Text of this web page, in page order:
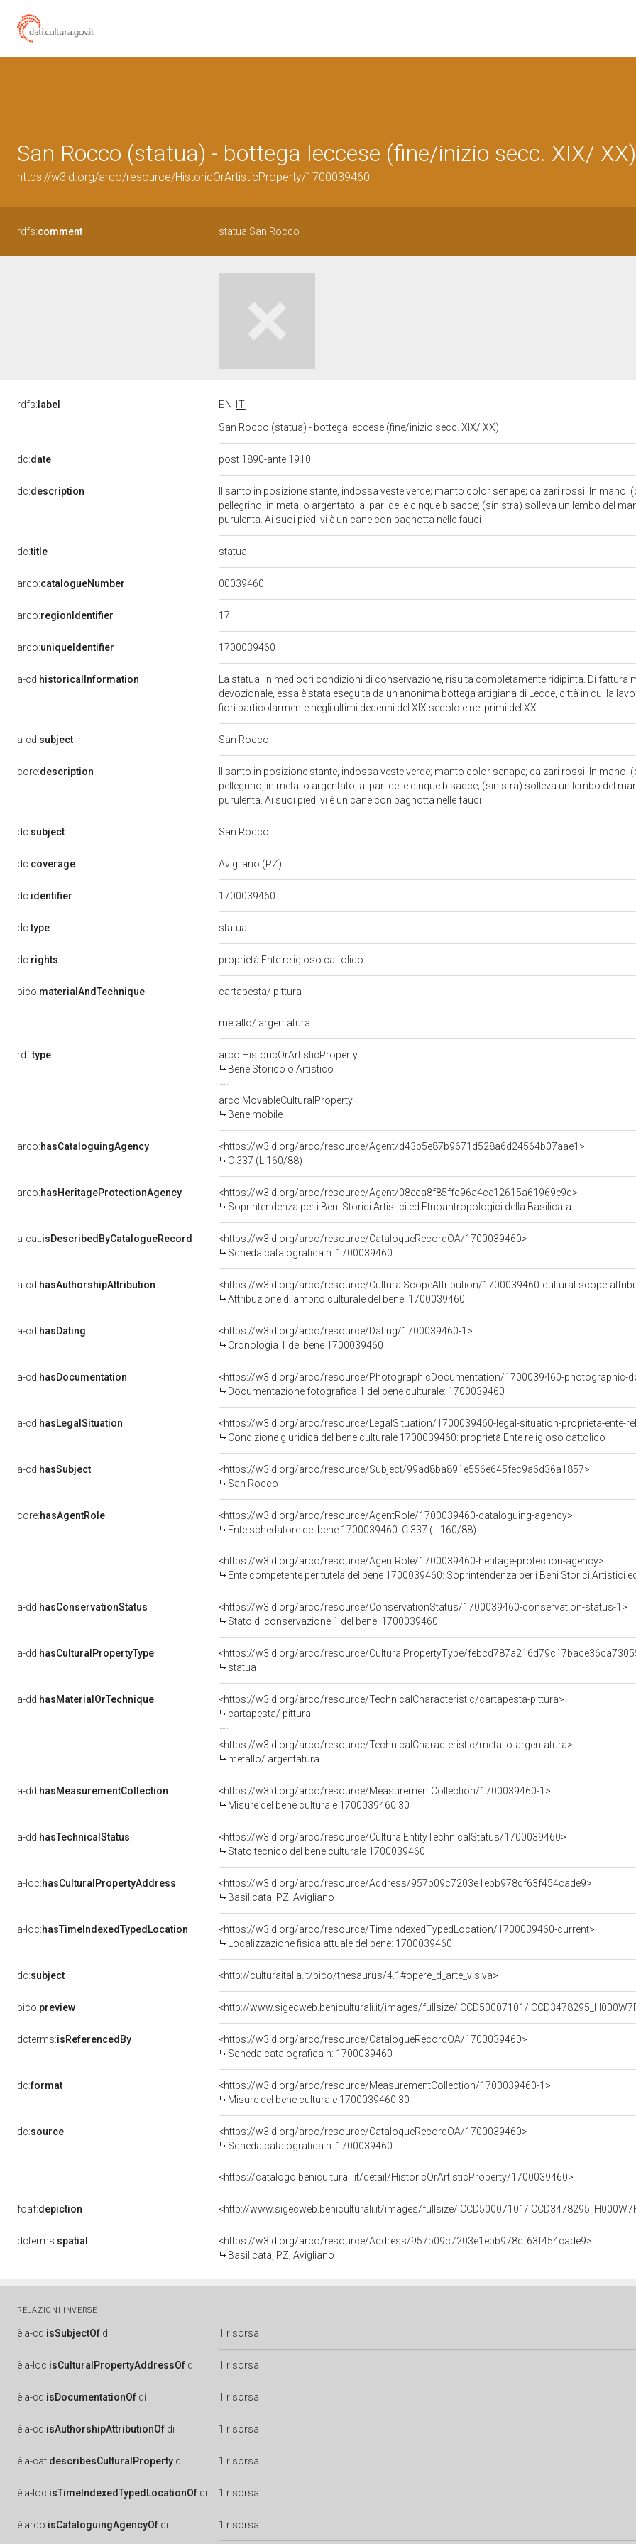
San Rocco (statua) - bottega leccese (fine/inizio secc. XIX/ XX)
https://w3id.org/arco/resource/HistoricOrArtisticProperty/1700039460
rdfs:comment statua San Rocco
rdfs: label EN
IT
San Rocco (statua) - bottega leccese (fine/inizio secc. XIX/ XX)
dc:date post 1890-ante 1910
dc:description
Il santo in posizione stante, indossa veste verde; manto color senape; calzari rossi. In mano:
pellegrino, in metallo argentato, al pari delle cinque bisacce; (sinistra) solleva un lembo del
purulenta. Ai suoi piedi vi è un cane con pagnotta nelle fauci
dc:title statua
arco:catalogueNumber 00039460
arco:regionIdentifier 17
arco:uniqueIdentifier 1700039460
a-cd:historicalInformation
La statua, in mediocri condizioni di conservazione, risulta completamente ridipinta. Di fattura
devozionale, essa è stata eseguita da un'anonima bottega artigiana di Lecce, città in cui la
fiorì particolarmente negli ultimi decenni del XIX secolo e nei primi del XX
a-cd:subject San Rocco
core:description
Il santo in posizione stante, indossa veste verde; manto color senape; calzari rossi. In mano:
pellegrino, in metallo argentato, al pari delle cinque bisacce; (sinistra) solleva un lembo del
purulenta. Ai suoi piedi vi è un cane con pagnotta nelle fauci
dc:subject San Rocco
dc:coverage Avigliano (PZ)
dc:identifier 1700039460
dc:type statua
dc:rights proprietà Ente religioso cattolico
pico:materialAndTechnique cartapesta/ pittura
metallo/ argentatura
rdf:type
arco:HistoricOrArtisticProperty
Bene Storico o Artistico
arco:MovableCulturalProperty
Bene mobile
arco:hasCataloguingAgency
<https://w3id.org/arco/resource/Agent/d43b5e87b9671d528a6d24564b07aae1>
C 337 (L.160/88)
arco:hasHeritageProtectionAgency
<https://w3id.org/arco/resource/Agent/08eca8f85ffc96a4ce12615a61969e9d>
Soprintendenza per i Beni Storici Artistici ed Etnoantropologici della Basilicata
a-cat:isDescribedByCatalogueRecord
<https://w3id.org/arco/resource/CatalogueRecordOA/1700039460>
Scheda catalografica n: 1700039460
a-cd:hasAuthorshipAttribution
<https://w3id.org/arco/resource/CulturalScopeAttribution/1700039460-cultural-scope-
Attribuzione di ambito culturale del bene: 1700039460
a-cd:hasDating
<https://w3id.org/arco/resource/Dating/1700039460-1>
Cronologia 1 del bene 1700039460
a-cd:hasDocumentation
<https://w3id.org/arco/resource/PhotographicDocumentation/1700039460-photographic-
Documentazione fotografica 1 del bene culturale: 1700039460
a-cd:hasLegalSituation
<https://w3id.org/arco/resource/LegalSituation/1700039460-legal-situation-proprieta-ente-
Condizione giuridica del bene culturale 1700039460: proprietà Ente religioso cattolico
a-cd:hasSubject
<https://w3id.org/arco/resource/Subject/99ad8ba891e556e645fec9a6d36a1857>
San Rocco
core:hasAgentRole
<https://w3id.org/arco/resource/AgentRole/1700039460-cataloguing-agency>
Ente schedatore del bene 1700039460: C 337 (L.160/88)
<https://w3id.org/arco/resource/AgentRole/1700039460-heritage-protection-agency>
Ente competente per tutela del bene 1700039460: Soprintendenza per i Beni Storici Artistici
a-dd:hasConservationStatus
<https://w3id.org/arco/resource/ConservationStatus/1700039460-conservation-status-1>
Stato di conservazione 1 del bene: 1700039460
a-dd:hasCulturalPropertyType
<https://w3id.org/arco/resource/CulturalPropertyType/
statua
a-dd:hasMaterialOrTechnique
<https://w3id.org/arco/resource/TechnicalCharacteristic/cartapesta-pittura>
cartapesta/ pittura
<https://w3id.org/arco/resource/TechnicalCharacteristic/metallo-argentatura>
metallo/ argentatura
a-dd:hasMeasurementCollection
<https://w3id.org/arco/resource/MeasurementCollection/1700039460-1>
Misure del bene culturale 1700039460 30
a-dd:hasTechnicalStatus
<https://w3id.org/arco/resource/CulturalEntityTechnicalStatus/1700039460>
Stato tecnico del bene culturale 1700039460
a-loc:hasCulturalPropertyAddress
<https://w3id.org/arco/resource/Address/957b09c7203e1ebb978df63f454cade9>
Basilicata, PZ, Avigliano
a-loc:hasTimeIndexedTypedLocation
<https://w3id.org/arco/resource/TimeIndexedTypedLocation/1700039460-current>
Localizzazione fisica attuale del bene: 1700039460
dc:subject <http://culturaitalia.it/pico/thesaurus/4.1#opere_d_arte_visiva>
pico:preview <http://www.sigecweb.beniculturali.it/images/fullsize/ICCD50007101/
dcterms:isReferencedBy
<https://w3id.org/arco/resource/CatalogueRecordOA/1700039460>
Scheda catalografica n: 1700039460
dc:format
<https://w3id.org/arco/resource/MeasurementCollection/1700039460-1>
Misure del bene culturale 1700039460 30
dc:source
<https://w3id.org/arco/resource/CatalogueRecordOA/1700039460>
Scheda catalografica n: 1700039460
<https://catalogo.beniculturali.it/detail/HistoricOrArtisticProperty/1700039460>
foaf:depiction <http://www.sigecweb.beniculturali.it/images/fullsize/ICCD50007101/
dcterms:spatial
<https://w3id.org/arco/resource/Address/957b09c7203e1ebb978df63f454cade9>
Basilicata, PZ, Avigliano
RELAZIONI INVERSE
è a-cd:isSubjectOf di 1 risorsa
è a-loc:isCulturalPropertyAddressOf di 1 risorsa
è a-cd:isDocumentationOf di 1 risorsa
è a-cd:isAuthorshipAttributionOf di 1 risorsa
è a-cat:describesCulturalProperty di 1 risorsa
è a-loc:isTimeIndexedTypedLocationOf di 1 risorsa
è arco:isCataloguingAgencyOf di 1 risorsa